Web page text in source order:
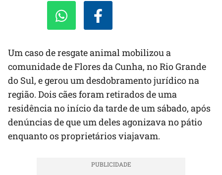
Um caso de resgate animal mobilizou a
comunidade de Flores da Cunha, no Rio Grande
do Sul, e gerou um desdobramento jurídico na
região. Dois cães foram retirados de uma
residência no início da tarde de um sábado, após
denúncias de que um deles agonizava no pátio
enquanto os proprietários viajavam.